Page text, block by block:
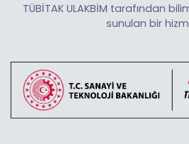
TÜBİTAK ULAKBİM tarafından
sunulan bir